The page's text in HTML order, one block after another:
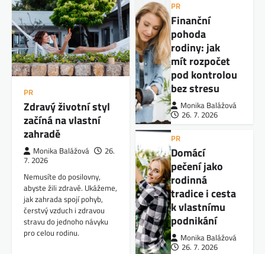
PR
Zdravý životní styl
začíná na vlastní
zahradě
Monika Balážová
26.
7. 2026
Nemusíte do posilovny,
abyste žili zdravě. Ukážeme,
jak zahrada spojí pohyb,
čerstvý vzduch i zdravou
stravu do jednoho návyku
pro celou rodinu.
PR
Finanční
pohoda
rodiny: jak
mít rozpočet
pod kontrolou
bez stresu
Monika Balážová
26. 7. 2026
PR
Domácí
pečení jako
rodinná
tradice i cesta
k vlastnímu
podnikání
Monika Balážová
26. 7. 2026